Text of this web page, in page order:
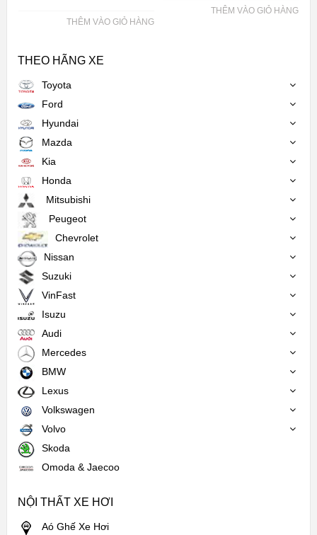
THÊM VÀO GIỎ HÀNG
THÊM VÀO GIỎ HÀNG
THEO HÃNG XE
Toyota
Ford
Hyundai
Mazda
Kia
Honda
Mitsubishi
Peugeot
Chevrolet
Nissan
Suzuki
VinFast
Isuzu
Audi
Mercedes
BMW
Lexus
Volkswagen
Volvo
Skoda
Omoda & Jaecoo
NỘI THẤT XE HƠI
Aó Ghế Xe Hơi